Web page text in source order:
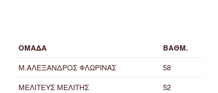
ΟΜΑΔΑ ΒΑΘΜ.
Μ.ΑΛΕΞΑΝΔΡΟΣ ΦΛΩΡΙΝΑΣ
58
ΜΕΛΙΤΕΥΣ ΜΕΛΙΤΗΣ
52